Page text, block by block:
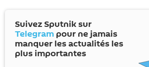
Suivez Sputnik sur
Telegram pour ne jamais
manquer les actualités les
plus importantes